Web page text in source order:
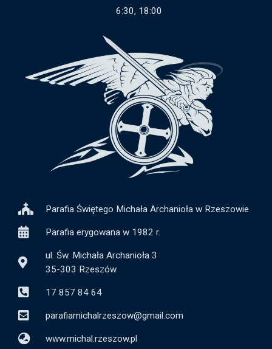
Parafia Świętego Michała Archanioła w Rzeszowie
Parafia erygowana w 1982 r.
ul. Św. Michała Archanioła 3
35-303 Rzeszów
17 857 84 64
parafiamichalrzeszow@gmail.com
www.michal.rzeszow.pl
6:30, 18:00